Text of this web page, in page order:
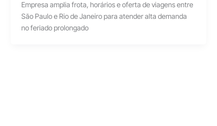
Empresa amplia frota, horários e oferta de viagens entre
São Paulo e Rio de Janeiro para atender alta demanda
no feriado prolongado